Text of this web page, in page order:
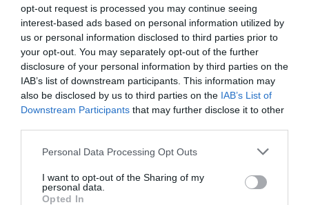
opt-out request is processed you may continue seeing
interest-based ads based on personal information utilized by
us or personal information disclosed to third parties prior to
your opt-out. You may separately opt-out of the further
disclosure of your personal information by third parties on the
IAB’s list of downstream participants. This information may
also be disclosed by us to third parties on the IAB’s List of
Downstream Participants that may further disclose it to other
Personal Data Processing Opt Outs
I want to opt-out of the Sharing of my
personal data.
Opted In